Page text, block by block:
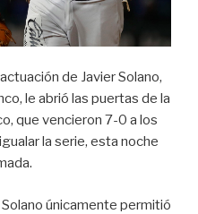
de Javier Solano,
le abrió las puertas de la
que vencieron 7-0 a los
la serie, esta noche
únicamente permitió